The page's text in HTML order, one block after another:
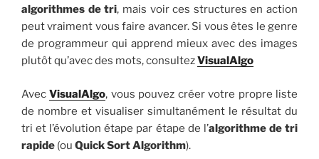
algorithmes de tri, mais voir ces structures en action
peut vraiment vous faire avancer. Si vous êtes le genre
de programmeur qui apprend mieux avec des images
plutôt qu’avec des mots, consultezVisualAlgo
AvecVisualAlgo, vous pouvez créer votre propre liste
de nombre et visualiser simultanément le résultat du
tri et l’évolution étape par étape de l’algorithme de tri
rapide (ou Quick Sort Algorithm).